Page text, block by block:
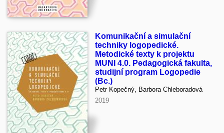
Komunikační a simulační
techniky logopedické.
Metodické texty k projektu
MUNI 4.0. Pedagogická fakulta,
studijní program Logopedie
(Bc.)
Petr Kopečný, Barbora Chleboradová
2019